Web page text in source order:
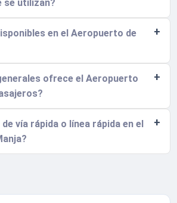
se utilizan?
en el Aeropuerto de
ofrece el Aeropuerto
vía rápida o línea rápida en el